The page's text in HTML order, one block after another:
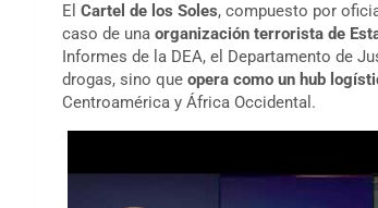
El Cartel de los Soles, compuesto por
caso de una organización terrorista de
Informes de la DEA, el Departamento de
drogas, sino que opera como un hub
Centroamérica y África Occidental.